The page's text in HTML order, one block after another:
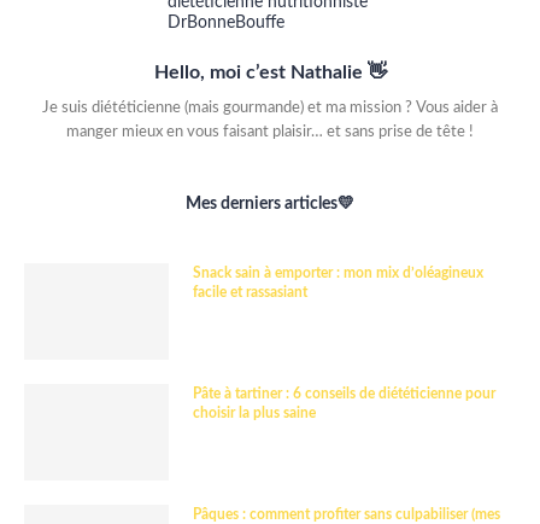
Hello, moi c’est Nathalie 👋
Je suis diététicienne (mais gourmande) et ma mission ? Vous aider à
manger mieux en vous faisant plaisir… et sans prise de tête !
Mes derniers articles💛
Snack sain à emporter : mon mix d’oléagineux
facile et rassasiant
Pâte à tartiner : 6 conseils de diététicienne pour
choisir la plus saine
Pâques : comment profiter sans culpabiliser (mes